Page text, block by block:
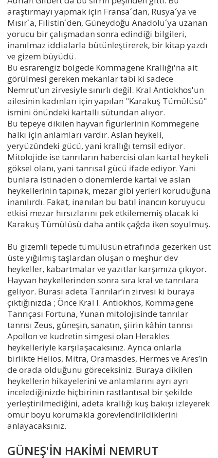
araştırmayı yapmak için Fransa´dan, Rusya´ya ve
Mısır´a, Filistin´den, Güneydoğu Anadolu´ya uzanan
yorucu bir çalışmadan sonra edindiği bilgileri,
inanılmaz iddialarla bütünleştirerek, bir kitap yazdı
ve gizem büyüdü.
Bu esrarengiz bölgede Kommagene Krallığı'na ait
görülmesi gereken mekanlar tabi ki sadece
Nemrut'un zirvesiyle sınırlı değil. Kral Antiokhos'un
ailesinin kadınları için yapılan "Karakuş Tümülüsü"
ismini önündeki kartallı sütundan alıyor.
Bu tepeye dikilen hayvan figürlerinin Kommegene
halkı için anlamları vardır. Aslan heykeli,
yeryüzündeki gücü, yani krallığı temsil ediyor.
Mitolojide ise tanrıların habercisi olan kartal heykeli
göksel olanı, yani tanrısal gücü ifade ediyor. Yani
bunlara istinaden o dönemlerde kartal ve aslan
heykellerinin tapınak, mezar gibi yerleri koruduğuna
inanılırdı. Fakat, inanılan bu batıl inancın koruyucu
etkisi mezar hırsızlarını pek etkilememiş olacak ki
Karakuş Tümülüsü daha antik çağda iken soyulmuş.
Bu gizemli tepede tümülüsün etrafında gezerken üst
üste yığılmış taşlardan oluşan o meşhur dev
heykeller, kabartmalar ve yazıtlar karşımıza çıkıyor.
Hayvan heykellerinden sonra sıra kral ve tanrılara
geliyor. Burası adeta Tanrılar’ın zirvesi ki buraya
çıktığınızda ; Önce Kral I. Antiokhos, Kommagene
Tanrıçası Fortuna, Yunan mitolojisinde tanrılar
tanrısı Zeus, güneşin, sanatın, şiirin kâhin tanrısı
Apollon ve kudretin simgesi olan Herakles
heykelleriyle karşılaşacaksınız. Ayrıca onlarla
birlikte Helios, Mitra, Oramasdes, Hermes ve Ares’in
de orada olduğunu göreceksiniz. Buraya dikilen
heykellerin hikayelerini ve anlamlarını ayrı ayrı
incelediğinizde hiçbirinin rastlantısal bir şekilde
yerleştirilmediğini, adeta krallığı kuş bakışı izleyerek
ömür boyu korumakla görevlendirildiklerini
anlayacaksınız.
GÜNEŞ'İN HAKİMİ NEMRUT